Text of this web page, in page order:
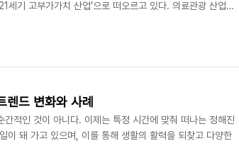
세기 고부가가치 산업’으로 떠오르고 있다. 의료관광 산업은
러(38조 6000억 원)로 성장할 전망이다(글로벌의료관광 시
드 변화와 사례
적인 것이 아니다. 이제는 특정 시간에 맞춰 떠나는 정해진
이 돼 가고 있으며, 이를 통해 생활의 활력을 되찾고 다양한